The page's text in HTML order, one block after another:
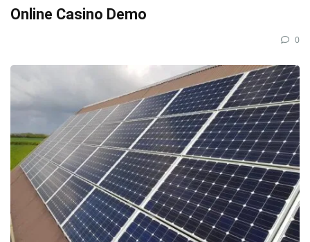
Online Casino Demo
0